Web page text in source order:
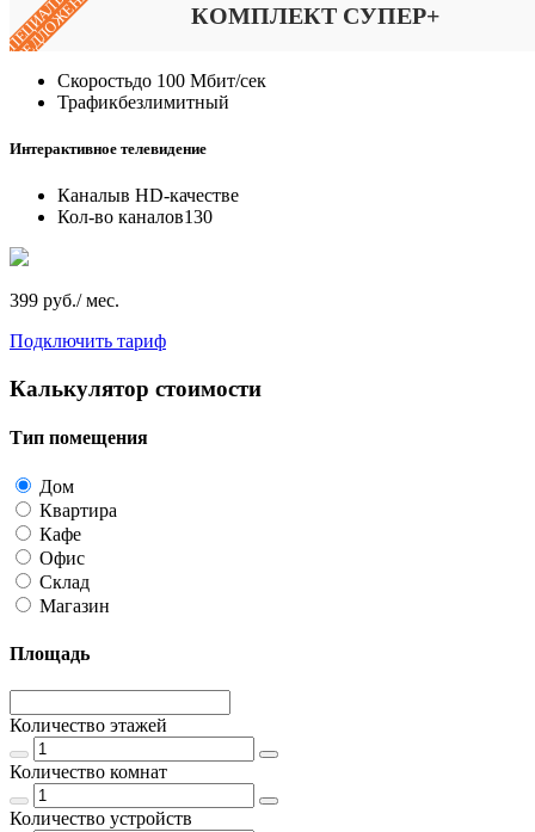
ПРЕДЛОЖЕНИЕ КОМПЛЕКТ СУПЕР+
Скоростьдо 100 Мбит/сек
Трафикбезлимитный
Интерактивное телевидение
Каналыв HD-качестве
Кол-во каналов130
399 руб./ мес.
Подключить тариф
Калькулятор стоимости
Тип помещения
Дом
Квартира
Кафе
Офис
Склад
Магазин
Площадь
Количество этажей
Количество комнат
Количество устройств